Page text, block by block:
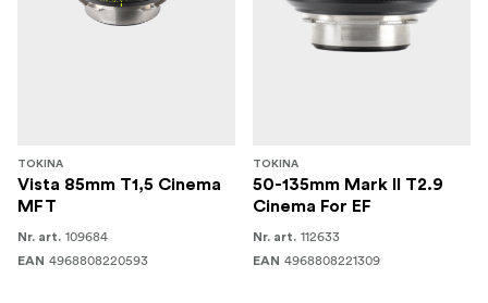
TOKINA
Vista 85mm T1,5 Cinema
MFT
Nr. art. 109684
EAN 4968808220593
TOKINA
50-135mm Mark II T2.9
Cinema For EF
Nr. art. 112633
EAN 4968808221309